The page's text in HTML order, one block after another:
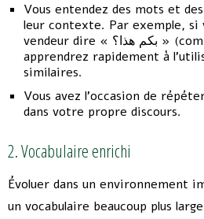
Vous entendez des mots et
leur contexte. Par exemple, si
vendeur dire « بكم هذا؟ » (combien ça coûte ?), vous
apprendrez rapidement à
similaires.
Vous avez l’occasion de
dans votre propre discours.
2. Vocabulaire enrichi
Évoluer dans un environnement
un vocabulaire beaucoup plus